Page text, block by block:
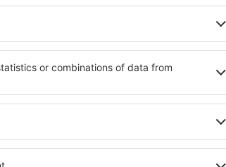
s
Pokud toužíte po luxusním
Dokonalá dovolená nebo
že budete nadmíru spokojeni.
zařízeních s bezbariérovým
Na své si přijdou i rodiny s
návštěvníci, kteří cestují se zvířaty.
Jaké vybavení nabízí